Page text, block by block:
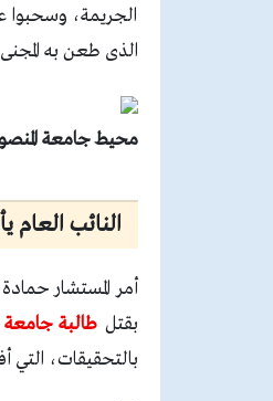
الجريمة، وسحبوا
الذى طعن به المجنى
محيط جامعة
النائب العام
أمر المستشار
بقتل طالبة جامعة
بالتحقيقات، التي